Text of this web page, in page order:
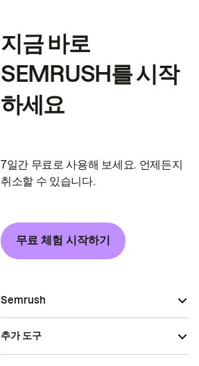
지금 바로
SEMRUSH를 시작
하세요
7일간 무료로 사용해 보세요. 언제든지
취소할 수 있습니다.
무료 체험 시작하기
Semrush
추가 도구